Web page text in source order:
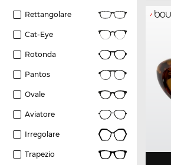
Rettangolare
Cat-Eye
Rotonda
Pantos
Ovale
Aviatore
Irregolare
Trapezio